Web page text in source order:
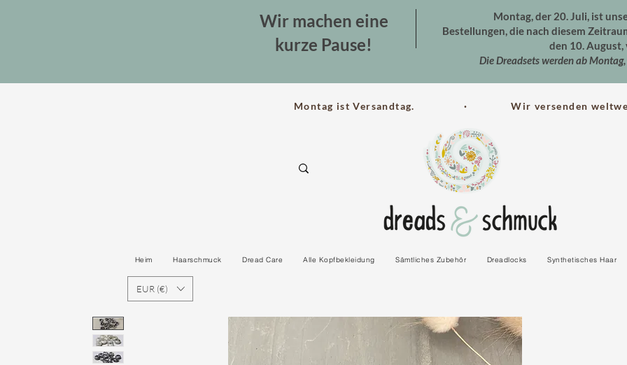
Wir machen eine
kurze Pause!
Montag, der 20. Juli, ist
Bestellungen, die nach diesem
den 10. August,
Die Dreadsets werden ab
Montag ist Versandtag. · Wir versenden
Heim Haarschmuck Dread Care Alle Kopfbekleidung Sämtliches Zubehör Dreadlocks Synthetisches Haar
EUR (€)